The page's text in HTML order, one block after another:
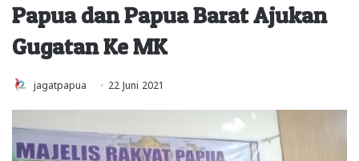
Papua dan Papua Barat Ajukan
Gugatan Ke MK
jagatpapua 22 Juni 2021